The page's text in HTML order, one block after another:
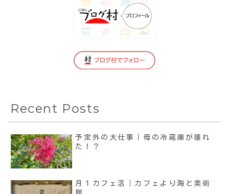
Recent Posts
予定外の大仕事｜母の冷蔵庫が壊れ
た！？
月１カフェ活｜カフェより海と美術
館